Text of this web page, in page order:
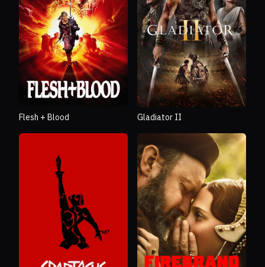
Flesh + Blood Gladiator II